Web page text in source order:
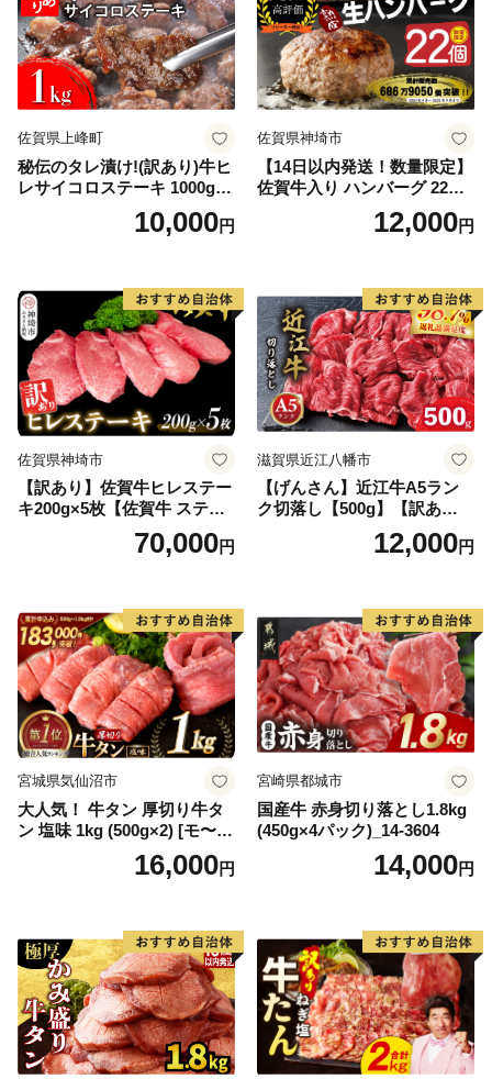
佐賀県上峰町
秘伝のタレ漬け!(訳あり)牛ヒ
レサイコロステーキ 1000g
10,000円
佐賀県神埼市
【14日以内発送！数量限定】
佐賀牛入り ハンバーグ 22個
2.6kg(120g×22個)【佐賀牛
黒毛和牛 ブランド牛 九州 ハ
気】(H083106)
12,000円
佐賀県神埼市
【訳あり】佐賀牛ヒレステー
キ200g×5枚【佐賀牛 ステー
キ ブランド肉 ヒレ肉 フィレ
肉 ジューシー ヘルシー】(H0
70,000円
滋賀県近江八幡市
【げんさん】近江牛A5ラン
ク切落し【500g】【訳あり】
12,000円
宮城県気仙沼市
大人気！ 牛タン 厚切り牛タ
ン 塩味 1kg (500g×2) [モ〜ラ
ンド 宮城県 気仙沼市 205646
60] 肉 牛肉 精肉 牛たん 牛タ
厚切り タン
16,000円
宮崎県都城市
国産牛 赤身切り落とし1.8kg
(450g×4パック)_14-3604
14,000円